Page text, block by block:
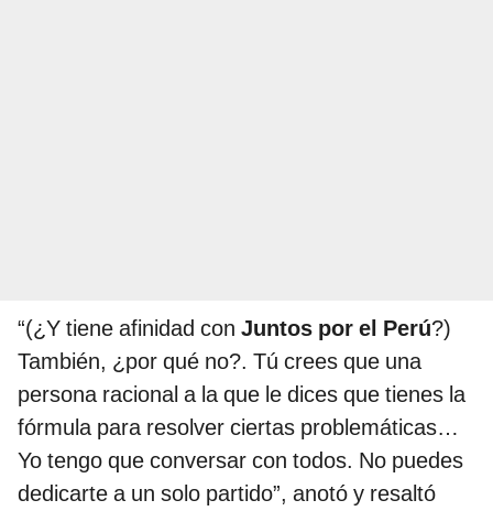
“(¿Y tiene afinidad con Juntos por el Perú?)
También, ¿por qué no?. Tú crees que una
persona racional a la que le dices que tienes la
fórmula para resolver ciertas problemáticas…
Yo tengo que conversar con todos. No puedes
dedicarte a un solo partido”, anotó y resaltó